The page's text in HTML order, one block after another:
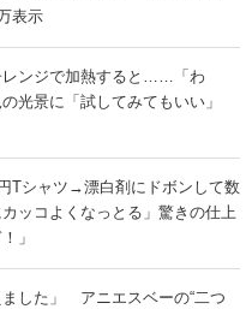
表示
レンジで加熱すると……「わ
光景に「試してみてもいい」
Tシャツ→漂白剤にドボンして数
コよくなっとる」驚きの仕上
」
ました」 アニエスベーの“二つ